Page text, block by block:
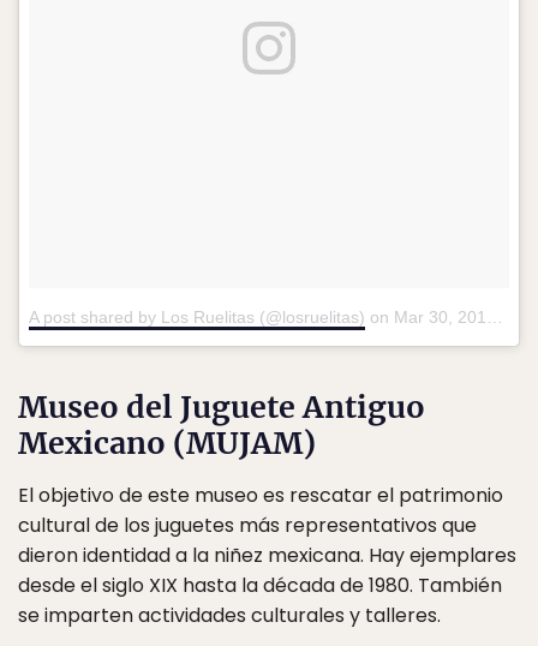
A post shared by Los Ruelitas (@losruelitas) on Mar 30, 2018 at 3:43pm PDT
Museo del Juguete Antiguo
Mexicano (MUJAM)
El objetivo de este museo es rescatar el patrimonio
cultural de los juguetes más representativos que
dieron identidad a la niñez mexicana. Hay ejemplares
desde el siglo XIX hasta la década de 1980. También
se imparten actividades culturales y talleres.